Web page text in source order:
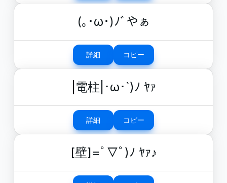
(｡･ω･)ﾉﾞやぁ
詳細 コピー
|電柱|･ω･`)ﾉ ﾔｧ
詳細 コピー
[壁]=ﾟ▽ﾟ)ﾉ ﾔｧ♪